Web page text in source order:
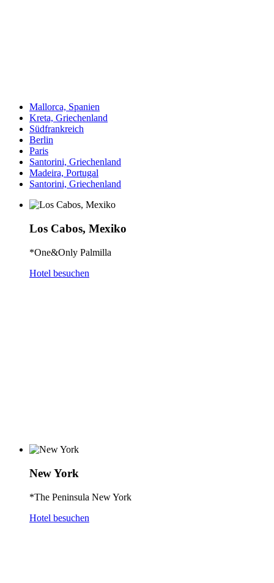
Mallorca, Spanien
Kreta, Griechenland
Südfrankreich
Berlin
Paris
Santorini, Griechenland
Madeira, Portugal
Santorini, Griechenland
Los Cabos, Mexiko
*One&Only Palmilla
Hotel besuchen
New York
*The Peninsula New York
Hotel besuchen